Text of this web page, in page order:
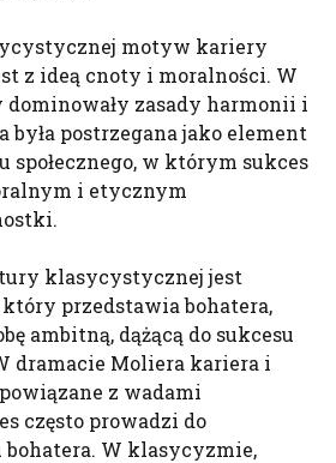
motyw kariery
z ideą cnoty i moralności. W
zasady harmonii i
była postrzegana jako element
społecznego, w którym sukces
i etycznym
klasycystycznej jest
przedstawia bohatera,
ambitną, dążącą do sukcesu
dramacie Moliera kariera i
z wadami
często prowadzi do
bohatera. W klasycyzmie,